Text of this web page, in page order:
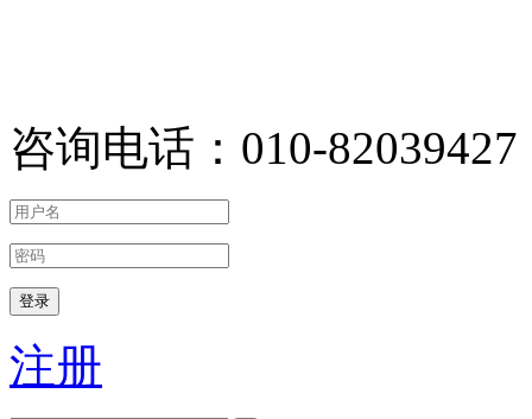
咨询电话：010-
登录
注册